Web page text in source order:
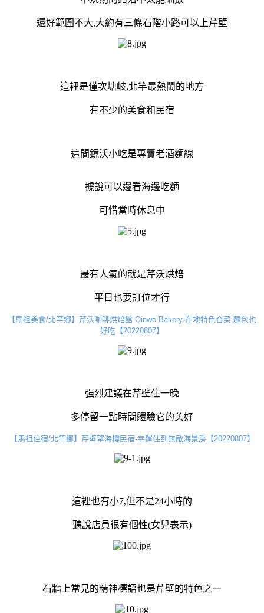
還好範圍不大,大約有三條石階小路可以上芹壁
這裡是僅次塘岐,北竿最熱鬧的地方
有不少的美食和民宿
這間鏡沃小吃是專賣老酒麵線
據說可以邊看海邊吃麵
可惜當時休息中
最有人氣的就是芹沃烘焙
平日也要訂位才行
【馬祖美食/北竿鄉】芹沃咖啡烘焙館 Qinwo Bakery-在地特色合菜,麵包也
好吃【20220807】
强烈建議在芹壁住一晚
多停留一點時間體驗它的美好
【馬祖住宿/北竿鄉】芹壁望海樓民宿-幸運住到無敵海景房【20220807】
這裡也有小7,但不是24小時的
聽說店員很有個性(女兒表示)
石牆上常見的精神標語也是芹壁的特色之一